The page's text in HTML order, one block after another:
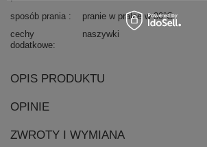
sposób prania
pranie w pralce w 30°C
cechy
dodatkowe
naszywki
OPIS PRODUKTU
OPINIE
ZWROTY I WYMIANA